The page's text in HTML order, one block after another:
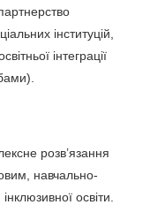
інституцій,
інтеграції
розв’язання
навчально-
освіти.